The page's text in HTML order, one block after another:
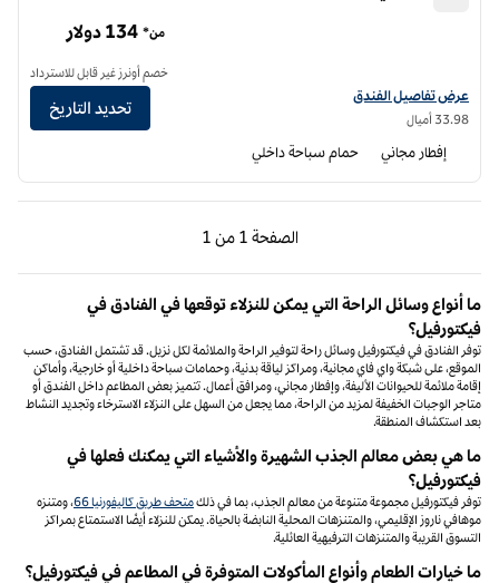
عرض تفاصيل الفندق لفندق أجنحة إمباسي من هيلتون مطار أونتاريو
عرض تفاصيل الفندق
33.98 أميال
من* 134 دولار
خصم أونرز غير قابل للاسترداد
تحديد التاريخ
إفطار مجاني حمام سباحة داخلي
الصفحة 1 من 1
الصفحة السابقة، 1 من 1
الصفحة 1 من 1
ما أنواع وسائل الراحة التي يمكن للنزلاء توقعها في الفنادق في
فيكتورفيل؟
توفر الفنادق في فيكتورفيل وسائل راحة لتوفير الراحة والملائمة لكل نزيل. قد تشتمل الفنادق، حسب
الموقع، على شبكة واي فاي مجانية، ومراكز لياقة بدنية، وحمامات سباحة داخلية أو خارجية، وأماكن
إقامة ملائمة للحيوانات الأليفة، وإفطار مجاني، ومرافق أعمال. تتميز بعض المطاعم داخل الفندق أو
متاجر الوجبات الخفيفة لمزيد من الراحة، مما يجعل من السهل على النزلاء الاسترخاء وتجديد النشاط
بعد استكشاف المنطقة.
ما هي بعض معالم الجذب الشهيرة والأشياء التي يمكنك فعلها في
فيكتورفيل؟
توفر فيكتورفيل مجموعة متنوعة من معالم الجذب، بما في ذلكمتحف طريق كاليفورنيا 66
، ومتنزه
موهافي ناروز الإقليمي، والمتنزهات المحلية النابضة بالحياة. يمكن للنزلاء أيضًا الاستمتاع بمراكز
التسوق القريبة والمتنزهات الترفيهية العائلية.
ما خيارات الطعام وأنواع المأكولات المتوفرة في المطاعم في فيكتورفيل؟